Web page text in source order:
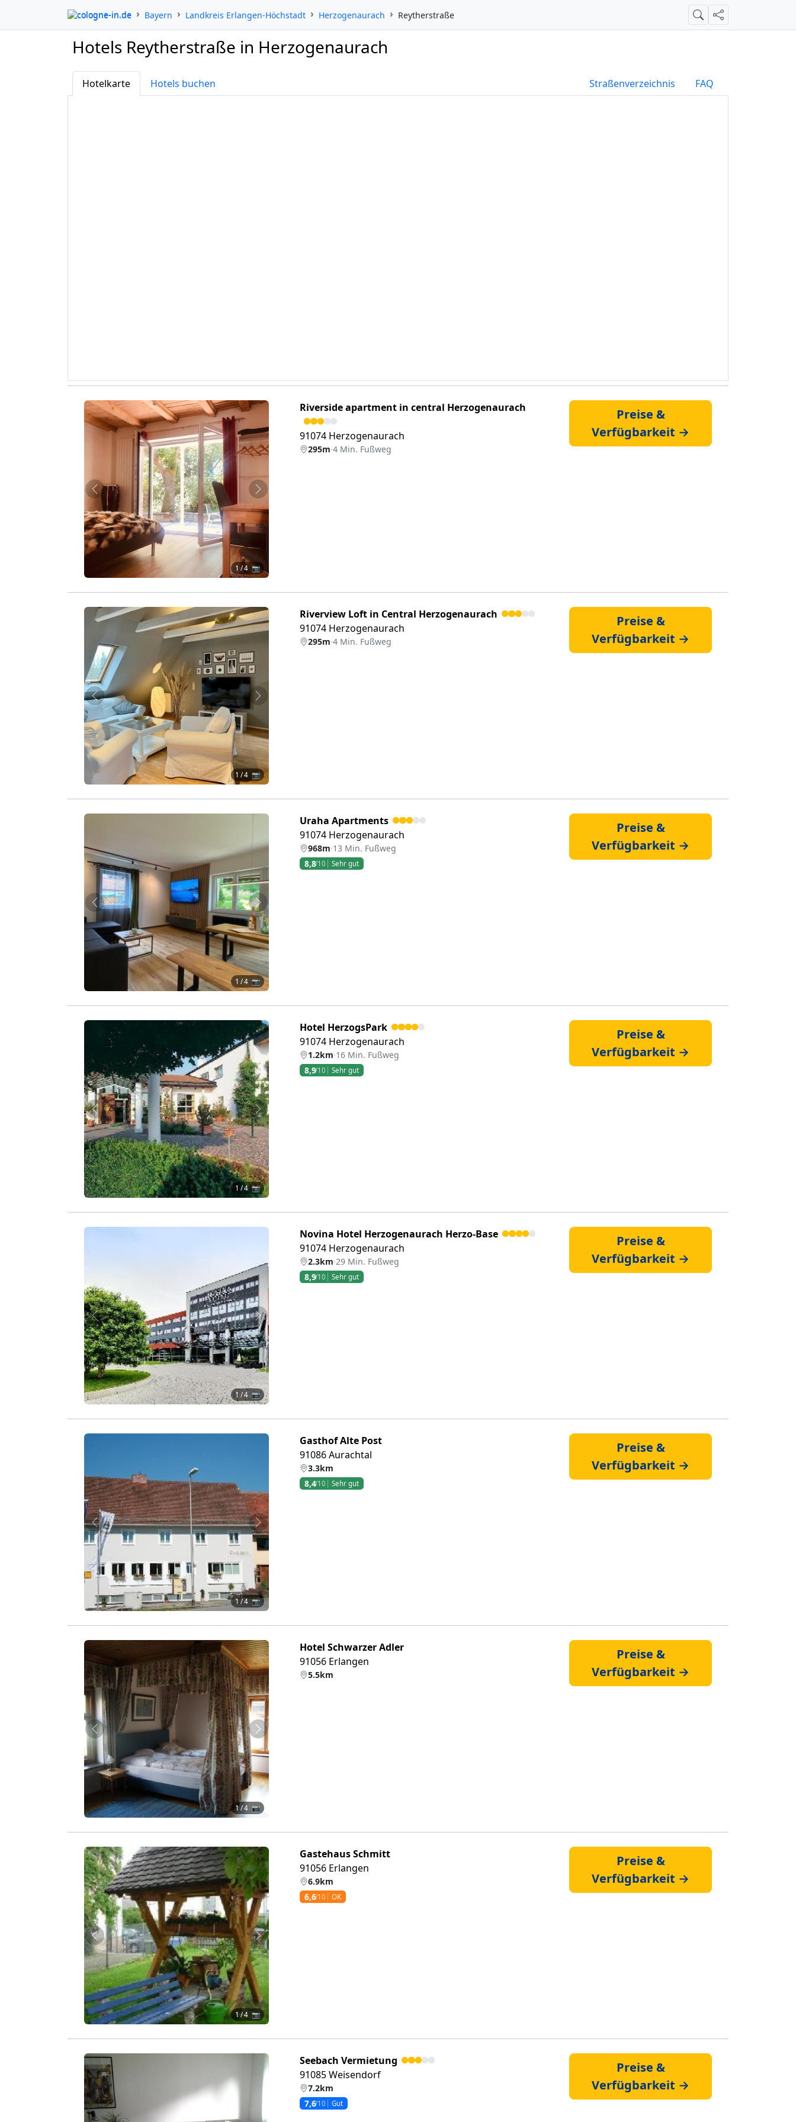
cologne-in.de Bayern Landkreis Erlangen-Höchstadt Herzogenaurach Reytherstraße SucheTeilen
Hotels Reytherstraße in Herzogenaurach
Hotelkarte Hotels buchen Straßenverzeichnis FAQ
Zurück Weiter
1 / 4 📷
Riverside apartment in central Herzogenaurach
91074 Herzogenaurach
295m·4 Min. Fußweg
Preise &
Verfügbarkeit →
Zurück Weiter
1 / 4 📷
Riverview Loft in Central Herzogenaurach
91074 Herzogenaurach
295m·4 Min. Fußweg
Preise &
Verfügbarkeit →
Zurück Weiter
1 / 4 📷
Uraha Apartments
91074 Herzogenaurach
968m·13 Min. Fußweg
8,8/10 Sehr gut
Preise &
Verfügbarkeit →
Zurück Weiter
1 / 4 📷
Hotel HerzogsPark
91074 Herzogenaurach
1.2km·16 Min. Fußweg
8,9/10 Sehr gut
Preise &
Verfügbarkeit →
Zurück Weiter
1 / 4 📷
Novina Hotel Herzogenaurach Herzo-Base
91074 Herzogenaurach
2.3km·29 Min. Fußweg
8,9/10 Sehr gut
Preise &
Verfügbarkeit →
Zurück Weiter
1/ 4 📷
Gasthof Alte Post
91086 Aurachtal
3.3km
8,4/10 Sehr gut
Preise &
Verfügbarkeit →
Zurück Weiter
1/ 4 📷
Hotel Schwarzer Adler
91056 Erlangen
5.5km
Preise &
Verfügbarkeit →
Zurück Weiter
1 / 4 📷
Gastehaus Schmitt
91056 Erlangen
6.9km
6,6/10 OK
Preise &
Verfügbarkeit →
Seebach Vermietung
91085 Weisendorf
7.2km
7,6/10 Gut
Preise &
Verfügbarkeit →